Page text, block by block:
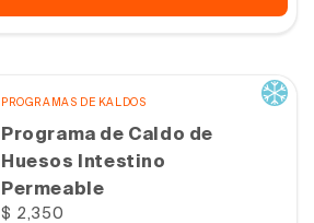
PROGRAMAS DE KALDOS
Programa de Caldo de
Huesos Intestino
Permeable
Precio
$ 2,350